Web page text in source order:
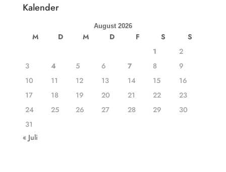
Kalender
August 2026
M D M D F S
S
1
2
3
4 5 6 7 8
9
10
11 12 13 14 15
16
17
18 19 20 21 22
23
24
25 26 27 28 29
30
31
« Juli